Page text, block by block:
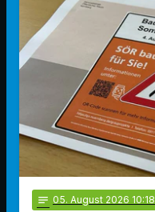
notes 05. August 2026 10:18